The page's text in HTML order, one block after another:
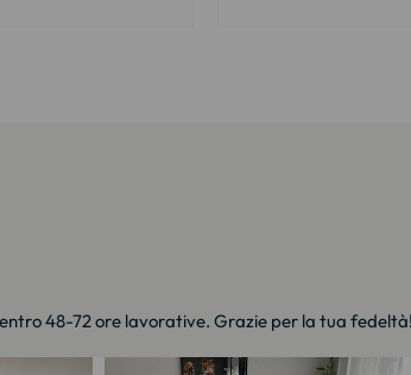
48-72 ore lavorative. Grazie per la tua fedeltà!